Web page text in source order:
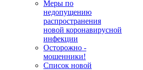
Меры по
недопущению
распространения
новой коронавирусной
инфекции
Осторожно -
мошенники!
Список новой